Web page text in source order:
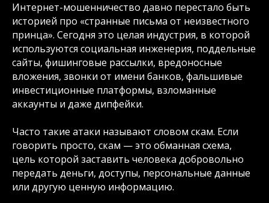
Интернет-мошенничество давно перестало быть
историей про «странные письма от неизвестного
принца». Сегодня это целая индустрия, в которой
используются социальная инженерия, поддельные
сайты, фишинговые рассылки, вредоносные
вложения, звонки от имени банков, фальшивые
инвестиционные платформы, взломанные
аккаунты и даже дипфейки.
Часто такие атаки называют словом скам. Если
говорить просто, скам — это обманная схема,
цель которой заставить человека добровольно
передать деньги, доступы, персональные данные
или другую ценную информацию.